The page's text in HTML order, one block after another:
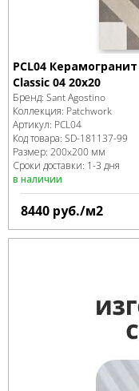
PCL04
Classic 04 20x20
Бренд: Sant Agostino
Коллекция: Patchwork
Артикул: PCL04
Код товара: SD-181137-99
Размер: 200x200 мм
Сроки доставки: 1-3 дня
в наличии
8440 руб./м2